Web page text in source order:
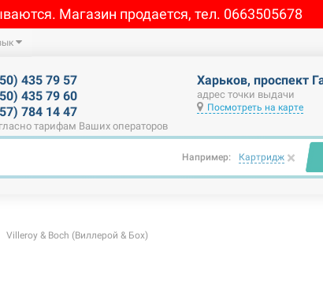
Магазин продается, тел. 0663505678
435 79 57
435 79 60
784 14 47
тарифам Ваших операторов
Харьков, проспект
адрес точки выдачи
Посмотреть на карте
Например: Картридж ×
Villeroy & Boch (Виллерой & Бох)